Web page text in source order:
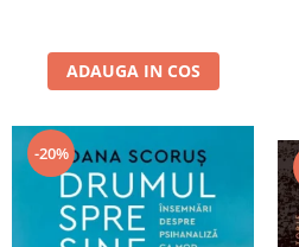
ADAUGA IN COS
-20%